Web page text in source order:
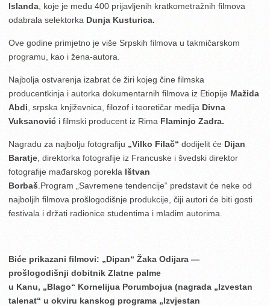
Islanda , koje je među 400 prijavljenih kratkometražnih filmova
odabrala selektorka Dunja Kusturica.
Ove godine primjetno je više Srpskih filmova u takmičarskom
programu, kao i žena-autora.
Najbolja ostvarenja izabrat će žiri kojeg čine filmska
producentkinja i autorka dokumentarnih filmova iz Etiopije Mažida
Abdi , srpska književnica, filozof i teoretičar medija Divna
Vuksanović i filmski producent iz Rima Flaminjo Zadra.
Nagradu za najbolju fotografiju „Vilko Filač“ dodijelit će Dijan
Baratje , direktorka fotografije iz Francuske i švedski direktor
fotografije mađarskog porekla Ištvan
Borbaš .Program „Savremene tendencije“ predstavit će neke od
najboljih filmova prošlogodišnje produkcije, čiji autori će biti gosti
festivala i držati radionice studentima i mladim autorima.
Biće prikazani filmovi: „Dipan“ Žaka Odijara —
prošlogodišnji dobitnik Zlatne palme
u Kanu, „Blago“ Kornelijua Porumbojua (nagrada „Izvestan
talenat“ u okviru kanskog programa „Izvjestan